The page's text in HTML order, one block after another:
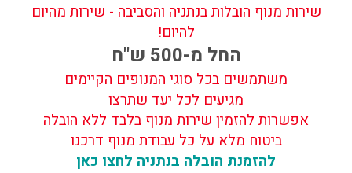
שירות מנוף הובלות בנתניה והסביבה - שירות מהיום
להיום!
החל מ-500 ש"ח
משתמשים בכל סוגי המנופים הקיימים
מגיעים לכל יעד שתרצו
אפשרות להזמין שירות מנוף בלבד ללא הובלה
ביטוח מלא על כל עבודת מנוף דרכנו
להזמנת הובלה בנתניה לחצו כאן